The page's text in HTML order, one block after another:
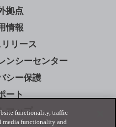
拠点
情報
リース
ンシーセンター
シー保護
ート
マップ
functionality, traffic
media functionality and